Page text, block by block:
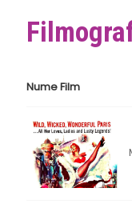
Nume Film